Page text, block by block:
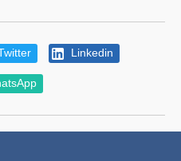
Linkedin